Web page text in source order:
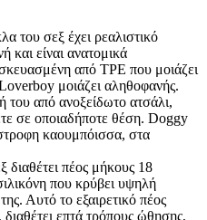
του σεξ έχει ρεαλιστικό
και είναι ανατομικά
από TPE που μοιάζει
μοιάζει αληθοφανής.
από ανοξείδωτο ατσάλι,
σε οποιαδήποτε θέση. Doggy
καουμπόισσα, στα
πέος μήκους 18
που κρύβει υψηλή
Αυτό το εξαιρετικό πέος
επτά τρόπους ώθησης,